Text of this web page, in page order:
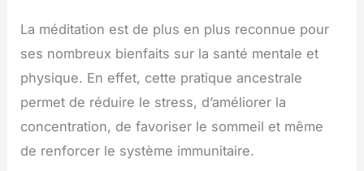
La méditation est de plus en plus reconnue pour
ses nombreux bienfaits sur la santé mentale et
physique. En effet, cette pratique ancestrale
permet de réduire le stress, d’améliorer la
concentration, de favoriser le sommeil et même
de renforcer le système immunitaire.